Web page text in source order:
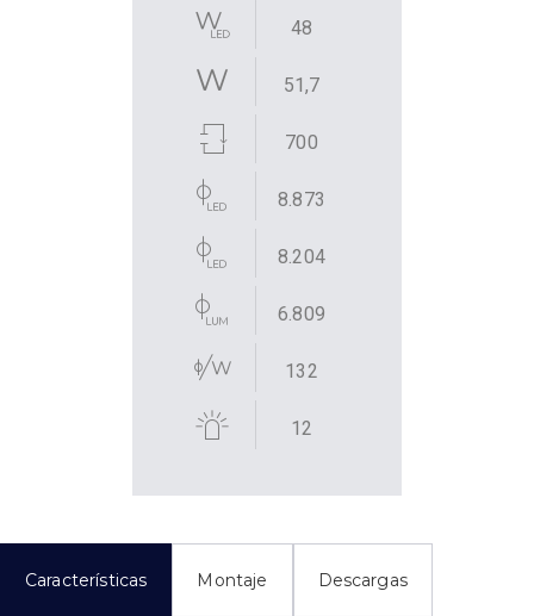
48
51,7
700
8.873
8.204
6.809
132
12
Características Montaje Descargas